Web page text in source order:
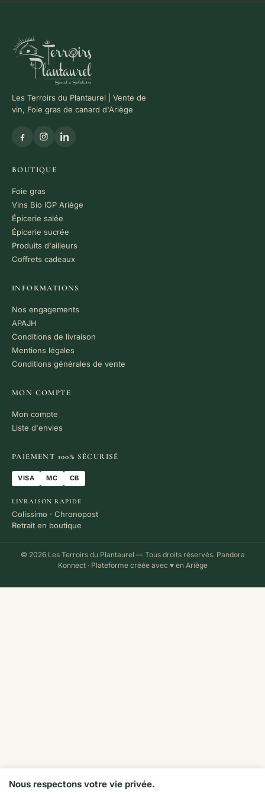
Les Terroirs du Plantaurel | Vente de
vin, Foie gras de canard d'Ariège
BOUTIQUE
Foie gras
Vins Bio IGP Ariège
Épicerie salée
Épicerie sucrée
Produits d'ailleurs
Coffrets cadeaux
INFORMATIONS
Nos engagements
APAJH
Conditions de livraison
Mentions légales
Conditions générales de vente
MON COMPTE
Mon compte
Liste d'envies
PAIEMENT 100% SÉCURISÉ
VISA MC CB
LIVRAISON RAPIDE
Colissimo · Chronopost
Retrait en boutique
© 2026 Les Terroirs du Plantaurel — Tous droits réservés. Pandora
Konnect· Plateforme créée avec ♥ en Ariège
Nous respectons votre vie privée.